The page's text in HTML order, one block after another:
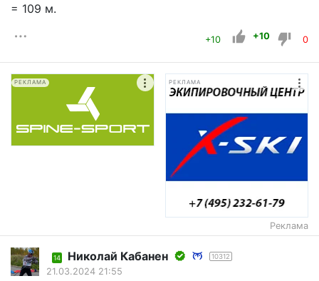
= 109 м.
+10 +10 0
РЕКЛАМА РЕКЛАМА
Реклама
14 Николай Кабанен 10312
21.03.2024 21:55